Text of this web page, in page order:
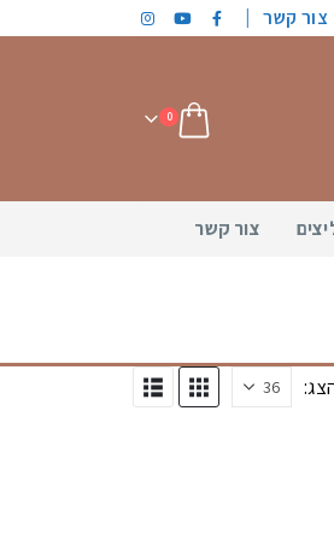
צור קשר |
0
צור קשר